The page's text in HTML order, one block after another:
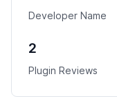
Developer Name
2
Plugin Reviews